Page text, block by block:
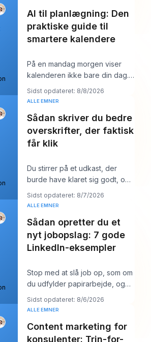
AI til planlægning: Den
praktiske guide til
smartere kalendere
På en mandag morgen viser
kalenderen ikke bare din dag.
Den begynder at forhandle
med den. Du har én
Sidst opdateret: 8/8/2026
ALLE EMNER
Sådan skriver du bedre
overskrifter, der faktisk
får klik
Du stirrer på et udkast, der
burde have klaret sig godt, og
overskriften er sandsynligvis
det første
Sidst opdateret: 8/7/2026
ALLE EMNER
Sådan opretter du et
nyt jobopslag: 7 gode
LinkedIn-eksempler
Stop med at slå job op, som om
du udfylder papirarbejde, og
begynd at skrive dem, som om
du prøver a
Sidst opdateret: 8/6/2026
ALLE EMNER
Content marketing for
konsulenter: Trin-for-